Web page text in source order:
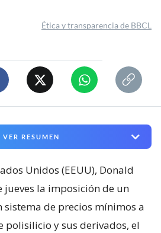
Ética y transparencia de BBCL
VER RESUMEN
Unidos (EEUU), Donald
jueves la imposición de un
sistema de precios mínimos a
polisilicio y sus derivados, el